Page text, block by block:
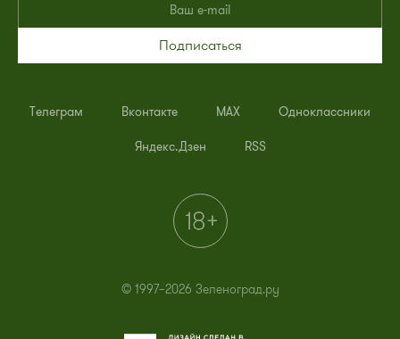
Подписаться
Телеграм Вконтакте MAX Одноклассники
Яндекс.Дзен RSS
© 1997–2026 Зеленоград.ру